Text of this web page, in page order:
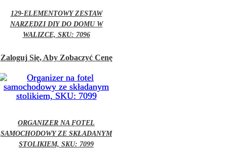
129-ELEMENTOWY ZESTAW
NARZĘDZI DIY DO DOMU W
WALIZCE, SKU: 7096
Zaloguj Się, Aby Zobaczyć Cenę
ORGANIZER NA FOTEL
SAMOCHODOWY ZE SKŁADANYM
STOLIKIEM, SKU: 7099